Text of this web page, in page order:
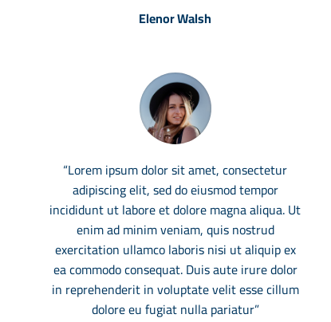
Elenor Walsh
“Lorem ipsum dolor sit amet, consectetur
adipiscing elit, sed do eiusmod tempor
incididunt ut labore et dolore magna aliqua. Ut
enim ad minim veniam, quis nostrud
exercitation ullamco laboris nisi ut aliquip ex
ea commodo consequat. Duis aute irure dolor
in reprehenderit in voluptate velit esse cillum
dolore eu fugiat nulla pariatur”